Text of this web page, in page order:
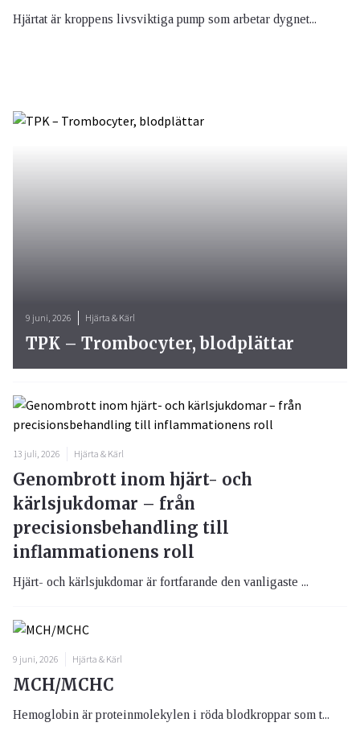
Hjärtat är kroppens livsviktiga pump som arbetar dygnet...
13 juli, 2026 Hjärta & Kärl
Genombrott inom hjärt- och
kärlsjukdomar – från
precisionsbehandling till
inflammationens roll
Hjärt- och kärlsjukdomar är fortfarande den vanligaste ...
9 juni, 2026 Hjärta & Kärl
MCH/MCHC
Hemoglobin är proteinmolekylen i röda blodkroppar som t...
9 juni, 2026 Hjärta & Kärl
TPK – Trombocyter, blodplättar